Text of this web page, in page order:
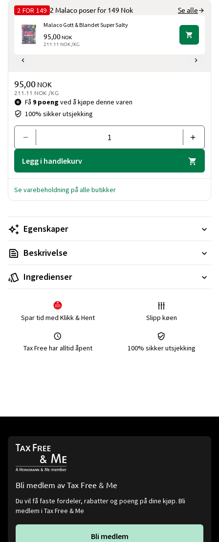
2 FOR 149 2 Malaco poser for 149 Nok Se alle
Malaco Gott & Blandet Super Salty
95,00NOK
211.11 NOK /KG
Pris og mengde
Få 9 poeng ved å kjøpe denne varen
100% sikker utsjekking
95,00 NOK
211.11 NOK /KG
Legg i handlekurv
Se varebeholdning på alle butikker
Egenskaper
Beskrivelse
Ingredienser
Spar tid med Klikk & Hent Slipp køen
Tax Free har alltid åpent 100% sikker utsjekking
Bli medlem av Tax Free & Me
Du vil få faste fordeler, rabatter og poeng på dine kjøp. Bli
medlem i Tax Free & Me
Bli medlem